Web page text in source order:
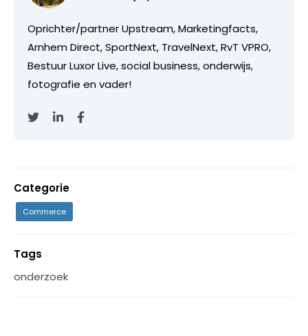
Oprichter/partner Upstream, Marketingfacts,
Arnhem Direct, SportNext, TravelNext, RvT VPRO,
Bestuur Luxor Live, social business, onderwijs,
fotografie en vader!
Categorie
Commerce
Tags
onderzoek